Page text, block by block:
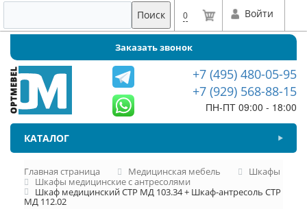
Поиск 0 Войти
Заказать звонок
+7 (495) 480-05-95
+7 (929) 568-88-15
ПН-ПТ 09:00 - 18:00
КАТАЛОГ
Главная страница Медицинская мебель
Шкафы
Шкафы медицинские с антресолями
Шкаф медицинский СТР МД 103.34 + Шкаф-антресоль СТР
МД 112.02